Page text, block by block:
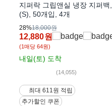
지퍼락 그립앤실 냉장 지퍼백
(S), 50개입, 4개
28%18,000원
12,880원
(1매당 64원)
내일(토) 도착
(14,055)
최대 611원 적립
추가할인 쿠폰